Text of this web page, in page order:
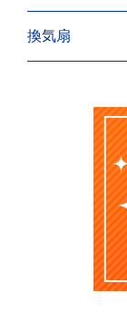
換気扇